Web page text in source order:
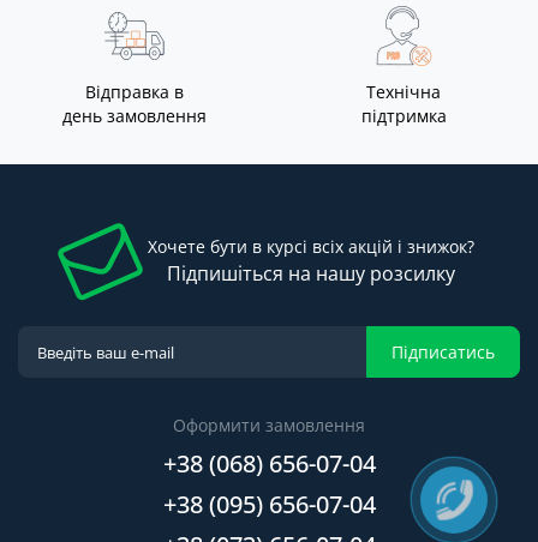
Відправка в
день замовлення
Технічна
підтримка
Хочете бути в курсі всіх акцій і знижок?
Підпишіться на нашу розсилку
Підписатись
Оформити замовлення
+38 (068) 656-07-04
+38 (095) 656-07-04